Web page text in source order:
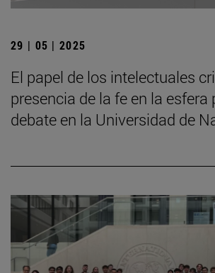
29 | 05 | 2025
El papel de los intelectuales
presencia de la fe en la esfera
debate en la Universidad de